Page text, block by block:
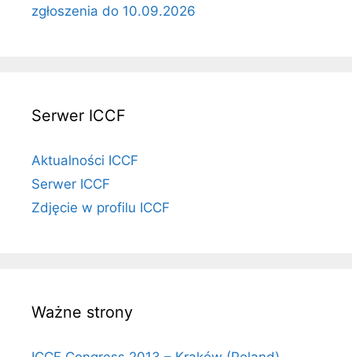
zgłoszenia do 10.09.2026
Serwer ICCF
Aktualności ICCF
Serwer ICCF
Zdjęcie w profilu ICCF
Ważne strony